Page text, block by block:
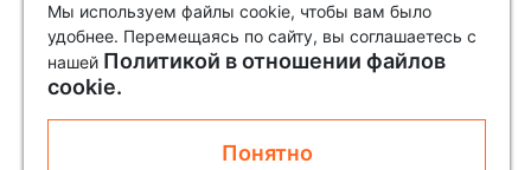
Мы используем файлы cookie, чтобы вам было
удобнее. Перемещаясь по сайту, вы соглашаетесь с
нашей Политикой в отношении файлов
cookie.
Понятно